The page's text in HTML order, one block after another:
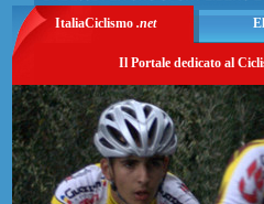
ItaliaCiclismo .net
Il Portale dedicato al